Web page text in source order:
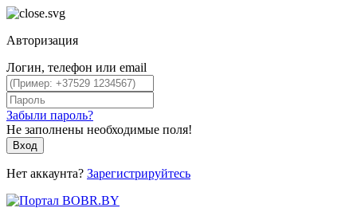
Авторизация
Логин, телефон или email
Забыли пароль?
Не заполнены необходимые поля!
Вход
Нет аккаунта? Зарегистрируйтесь